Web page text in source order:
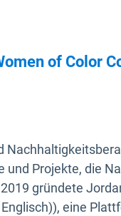
of Color
Projekte, die
gründete
Fenster öffnen
eine